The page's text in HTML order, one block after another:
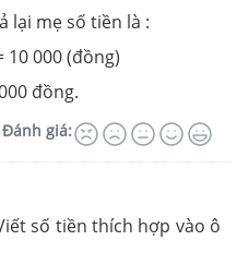
lại mẹ số tiền là :
10 000 (đồng)
đồng.
Đánh giá:
số tiền thích hợp vào ô